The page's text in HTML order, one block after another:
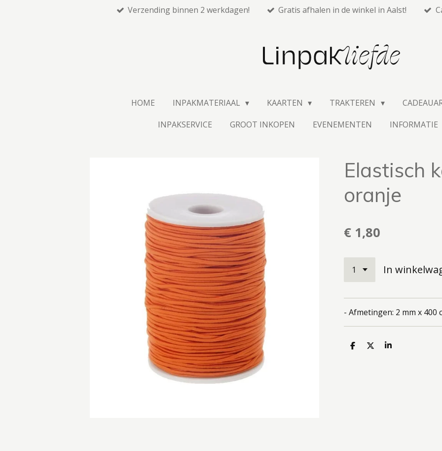
Verzending binnen 2 werkdagen! Gratis afhalen in de winkel in Aalst!
HOME INPAKMATERIAAL KAARTEN TRAKTEREN
INPAKSERVICE
GROOT INKOPEN EVENEMENTEN INFORMATIE
Elastisch
oranje
€ 1,80
In
- Afmetingen: 2 mm x 400
D
D
S